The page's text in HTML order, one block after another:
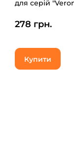
для серій
278 грн.
Купити